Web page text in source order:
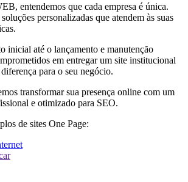
entendemos que cada empresa é única.
personalizadas que atendem às suas
inicial até o lançamento e manutenção
em entregar um site institucional
para o seu negócio.
transformar sua presença online com um
e otimizado para SEO.
de sites One Page: